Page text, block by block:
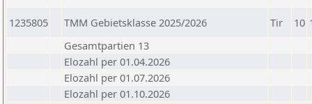
1235805 TMM Gebietsklasse 2025/2026 Tir 10
Gesamtpartien 13
Elozahl per 01.04.2026
Elozahl per 01.07.2026
Elozahl per 01.10.2026